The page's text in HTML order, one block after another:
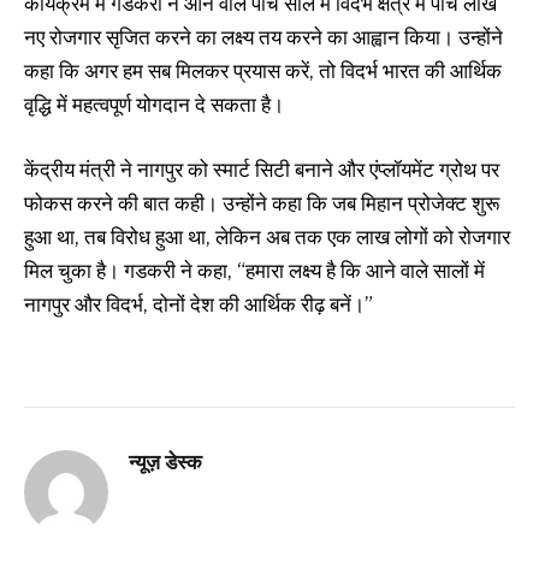
नए रोजगार सृजित करने का लक्ष्य तय करने का आह्वान किया। उन्होंने
कहा कि अगर हम सब मिलकर प्रयास करें, तो विदर्भ भारत की आर्थिक
वृद्धि में महत्वपूर्ण योगदान दे सकता है।
केंद्रीय मंत्री ने नागपुर को स्मार्ट सिटी बनाने और एंप्लॉयमेंट ग्रोथ पर
फोकस करने की बात कही। उन्होंने कहा कि जब मिहान प्रोजेक्ट शुरू
हुआ था, तब विरोध हुआ था, लेकिन अब तक एक लाख लोगों को रोजगार
मिल चुका है। गडकरी ने कहा, “हमारा लक्ष्य है कि आने वाले सालों में
नागपुर और विदर्भ, दोनों देश की आर्थिक रीढ़ बनें।”
न्यूज़ डेस्क